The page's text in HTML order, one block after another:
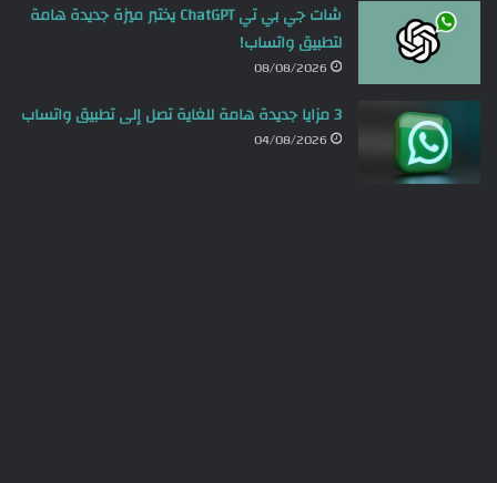
شات جي بي تي ChatGPT يختبر ميزة جديدة هامة
لتطبيق واتساب!
08/08/2026
3 مزايا جديدة هامة للغاية تصل إلى تطبيق واتساب
04/08/2026